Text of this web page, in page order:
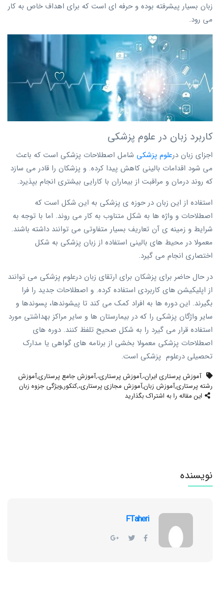
زبان بسیار پیشرفته بوده و حرفه ای است که برای اهداف خاص به کار
می رود.
کاربرد زبان در علوم پزشکی
اجزای زبان درعلوم پزشکی شامل اصطلاحات پزشکی است که باعث
می شود اقدامات بالینی کاهش پیدا کرده. و پزشکان را قادر می سازد
که روند درمان و مراقبت از بیماران با کارایی بیشتری انجام بپذیرد.
استفاده از این زبان در حوزه ی پزشکی به این شکل است که
اصطلاحات و واژه ها به شکل متناوب به کار می روند. اما با توجه به
شرایط و زمینه ی آن تعاریف بسیار متفاوتی می توانند داشته باشند.
معمولا در محیط های بالینی استفاده از زبان پزشکی به شکل
اختصاری انجام می گیرد.
در حال حاضر برای پزشکان برای ارتقای زبان درعلوم پزشکی می توانند
از اپلیکیشن های کاربردی استفاده کرده. و اصطلاحات جدید را فرا
بگیرند. این دوره ها به افراد کمک می کند تا پیشوندها، پسوندها و
سایر واژگان پزشکی را که در بیمارستان ها و سایر مراکز بهداشتی مورد
استفاده قرار می گیرد را به شکل صحیح تلفظ کنند. دوره های
اصطلاحات پزشکی معمولا بخشی از برنامه های گواهی یا مدارک
تحصیلی درعلوم پزشکی است.
آموزش پرستاری ایران،,آموزش پرستاری،,آموزش جامع پرستاری,آموزش
رشته پرستاری,آموزش زبان,آموزش مجازی پرستاری،,کنکور,ویژگی جزوه زبان
این مقاله را به اشتراک بگذارید
نویسنده
FTaheri